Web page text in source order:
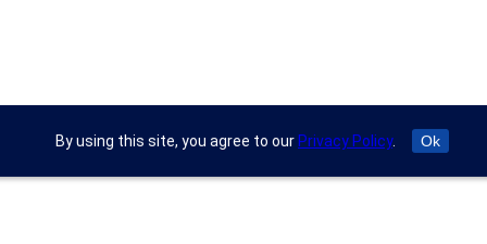
By using this site, you agree to our Privacy Policy. Ok